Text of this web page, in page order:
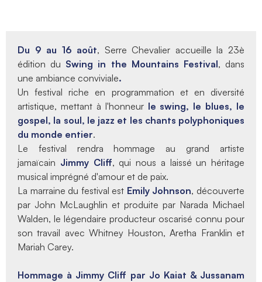
Du 9 au 16 août, Serre Chevalier accueille la 23è
édition du Swing in the Mountains Festival, dans
une ambiance conviviale.
Un festival riche en programmation et en diversité
artistique, mettant à l'honneur le swing, le blues, le
gospel, la soul, le jazz et les chants polyphoniques
du monde entier.
Le festival rendra hommage au grand artiste
jamaïcain Jimmy Cliff, qui nous a laissé un héritage
musical imprégné d'amour et de paix.
La marraine du festival est Emily Johnson, découverte
par John McLaughlin et produite par Narada Michael
Walden, le légendaire producteur oscarisé connu pour
son travail avec Whitney Houston, Aretha Franklin et
Mariah Carey.
Hommage à Jimmy Cliff par Jo Kaiat & Jussanam